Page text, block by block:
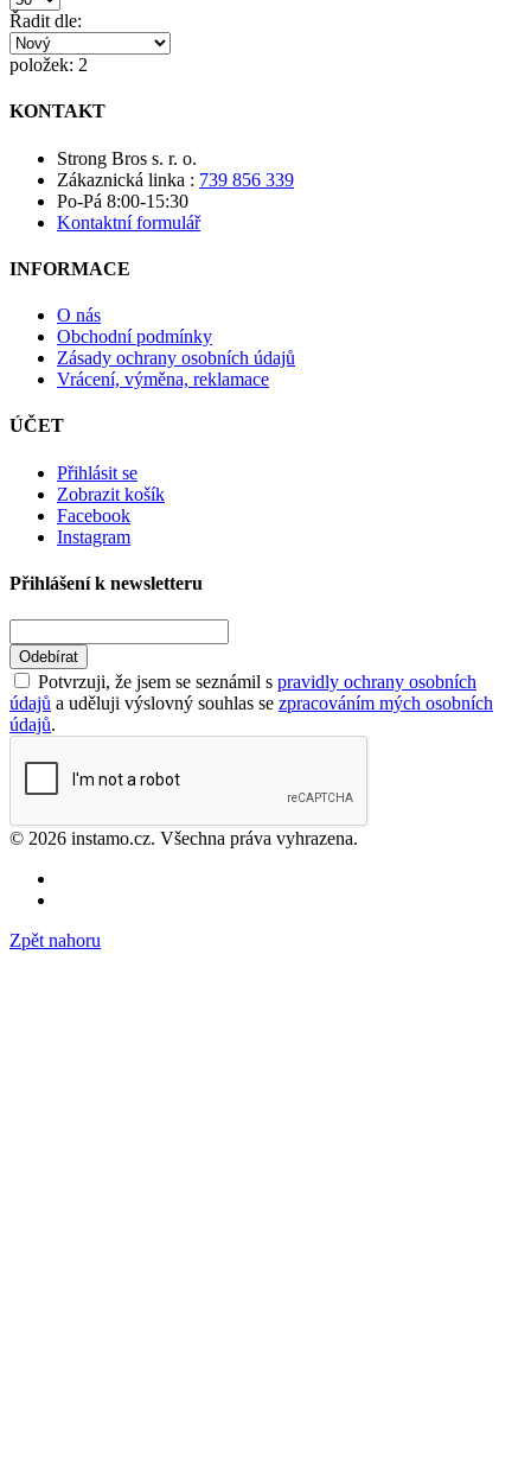
Řadit dle:
položek: 2
KONTAKT
Strong Bros s. r. o.
Zákaznická linka : 739 856 339
Po-Pá 8:00-15:30
Kontaktní formulář
INFORMACE
O nás
Obchodní podmínky
Zásady ochrany osobních údajů
Vrácení, výměna, reklamace
ÚČET
Přihlásit se
Zobrazit košík
Facebook
Instagram
Přihlášení k newsletteru
Odebírat
Potvrzuji, že jsem se seznámil s pravidly ochrany osobních
údajů a uděluji výslovný souhlas se zpracováním mých osobních
údajů.
© 2026 instamo.cz. Všechna práva vyhrazena.
Zpět nahoru